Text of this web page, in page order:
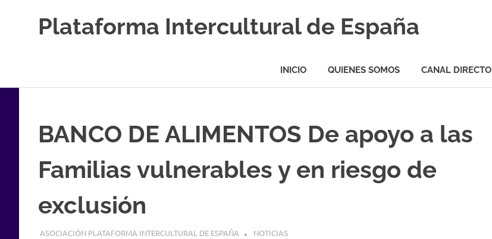
contenidoPlataforma Intercultural de España
Culturas
INICIO QUIENES SOMOS CANAL DIRECTO
BANCO DE ALIMENTOS De apoyo a las
Familias vulnerables y en riesgo de
exclusión
13 AGOSTO, 2024
ASOCIACIÓN PLATAFORMA INTERCULTURAL DE ESPAÑA NOTICIAS